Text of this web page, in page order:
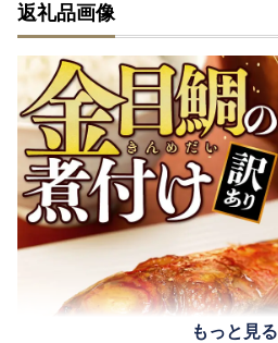
返礼品画像
もっと見る